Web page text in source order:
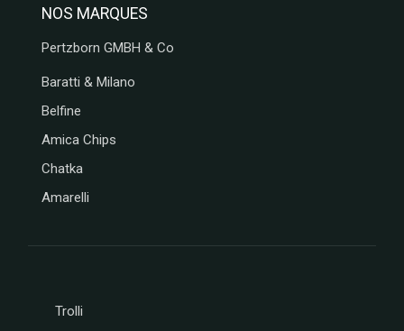
NOS MARQUES
Pertzborn GMBH & Co
Baratti & Milano
Belfine
Amica Chips
Chatka
Amarelli
Trolli